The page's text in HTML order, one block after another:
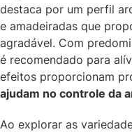
destaca por um perfil
e amadeiradas que
agradável. Com
é recomendado para
efeitos proporcionam
ajudam no controle da
Ao explorar as